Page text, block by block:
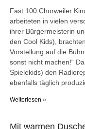
Fast 100 Chorweiler
arbeiteten in vielen
ihrer Bürgermeisterin
den Cool Kids),
Vorstellung auf die
sonst nicht machen!“
Spielekids) den
ebenfalls täglich
Weiterlesen »
Mit warmen